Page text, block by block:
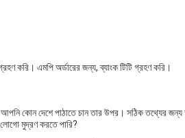
করি। এমপি অর্ডারের জন্য, ব্যাংক টিটি গ্রহণ করি।
আপনি কোন দেশে পাঠাতে চান তার উপর। সঠিক তথ্যের
মুদ্রণ করতে পারি?